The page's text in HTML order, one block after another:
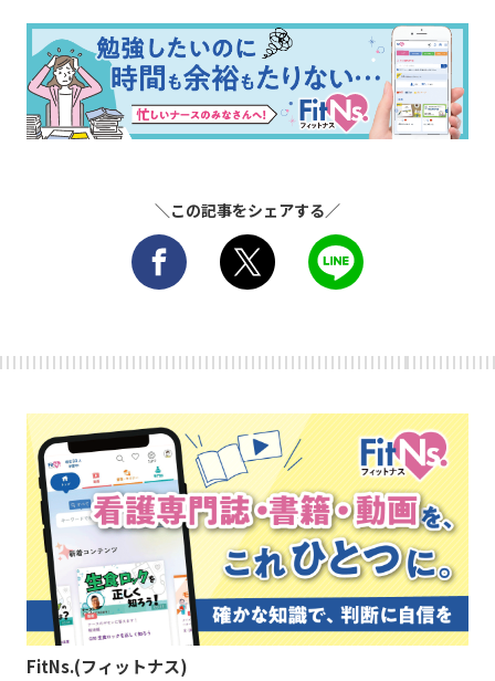
＼この記事をシェアする／
FitNs.(フィットナス)